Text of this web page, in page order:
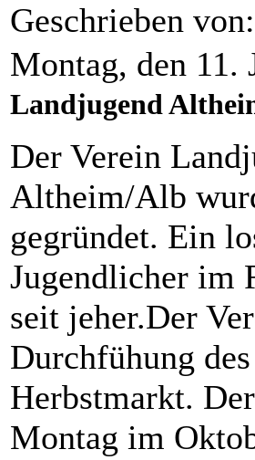
Geschrieben
Montag, den 11.
Landjugend
Der Verein
Altheim/Alb
gegründet. Ein
Jugendlicher im
seit jeher.Der
Durchfühung
Herbstmarkt.
Montag im